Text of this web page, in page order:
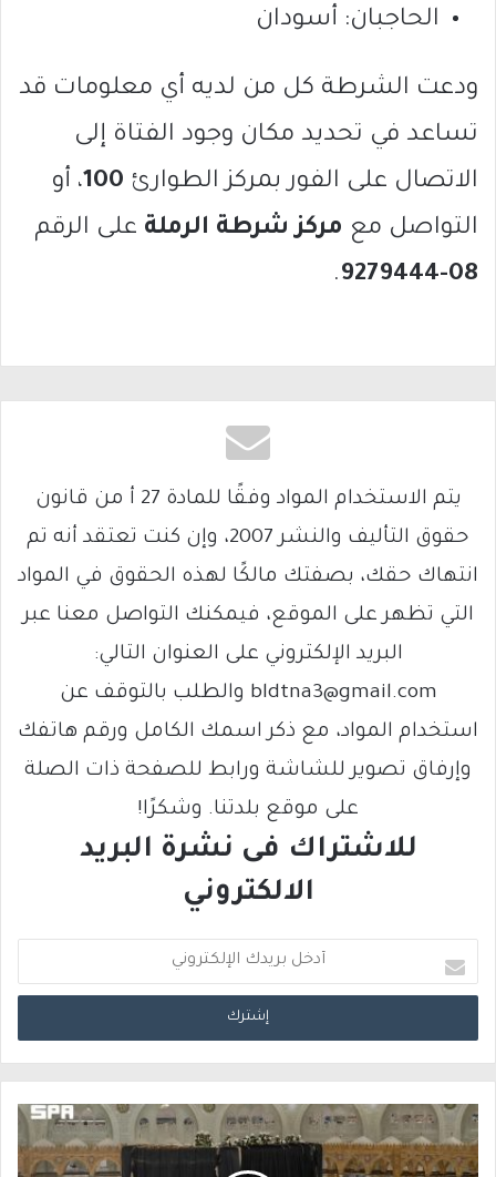
الحاجبان: أسودان
ودعت الشرطة كل من لديه أي معلومات قد
تساعد في تحديد مكان وجود الفتاة إلى
الاتصال على الفور بمركز الطوارئ 100، أو
التواصل مع مركز شرطة الرملة على الرقم
08-9279444
.
يتم الاستخدام المواد وفقًا للمادة 27 أ من قانون
حقوق التأليف والنشر 2007، وإن كنت تعتقد أنه تم
انتهاك حقك، بصفتك مالكًا لهذه الحقوق في المواد
التي تظهر على الموقع، فيمكنك التواصل معنا عبر
البريد الإلكتروني على العنوان التالي:
bldtna3@gmail.com والطلب بالتوقف عن
استخدام المواد، مع ذكر اسمك الكامل ورقم هاتفك
وإرفاق تصوير للشاشة ورابط للصفحة ذات الصلة
على موقع بلدتنا. وشكرًا!
للاشتراك فى نشرة البريد
الالكتروني
د
خ
ب
ر